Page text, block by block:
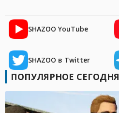
SHAZOO YouTube
SHAZOO в Twitter
ПОПУЛЯРНОЕ СЕГОДНЯ